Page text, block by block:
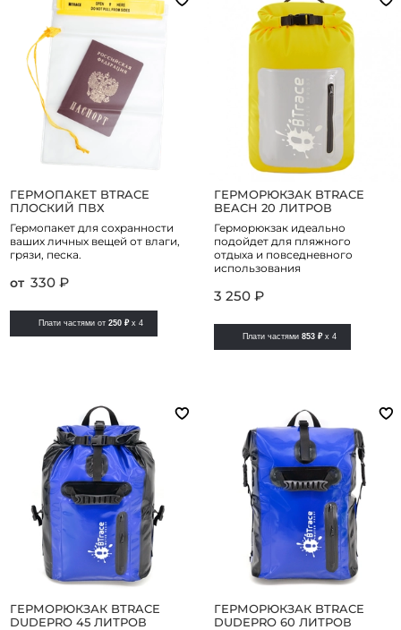
ГЕРМОПАКЕТ BTRACE
ПЛОСКИЙ ПВХ
Гермопакет для сохранности
ваших личных вещей от влаги,
грязи, песка.
от 330 ₽
Плати частями от250 ₽ x 4
ГЕРМОРЮКЗАК BTRACE
BEACH 20 ЛИТРОВ
Герморюкзак идеально
подойдет для пляжного
отдыха и повседневного
использования
3 250 ₽
Плати частями 853 ₽ x 4
ГЕРМОРЮКЗАК BTRACE
DUDEPRO 45 ЛИТРОВ
ГЕРМОРЮКЗАК BTRACE
DUDEPRO 60 ЛИТРОВ